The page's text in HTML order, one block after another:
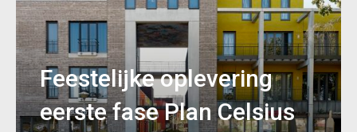
Feestelijke oplevering
eerste fase Plan Celsius